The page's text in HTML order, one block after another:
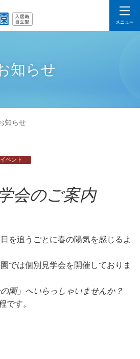
知らせ
知らせ
ベント
会のご案内
を追うごとに春の陽気を感じるよ
では個別見学会を開催しておりま
園」へいらっしゃいませんか？
です。